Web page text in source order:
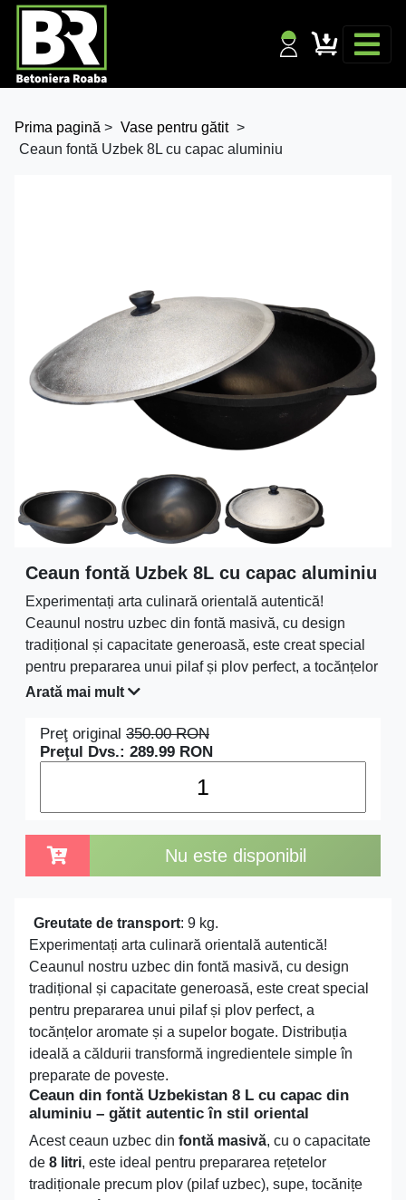
Prima pagină > Vase pentru gătit >
Ceaun fontă Uzbek 8L cu capac aluminiu
Ceaun fontă Uzbek 8L cu capac aluminiu
Experimentați arta culinară orientală autentică!
Ceaunul nostru uzbec din fontă masivă, cu design
tradițional și capacitate generoasă, este creat special
pentru prepararea unui pilaf și plov perfect, a tocănțelor
aromate și a supelor bogate. Distribuția ideală a
poveste.
Arată mai mult
Preţ original 350.00RON
Preţul Dvs.: 289.99 RON
Nu este disponibil
Greutate de transport: 9 kg.
Experimentați arta culinară orientală autentică!
Ceaunul nostru uzbec din fontă masivă, cu design
tradițional și capacitate generoasă, este creat special
pentru prepararea unui pilaf și plov perfect, a
tocănțelor aromate și a supelor bogate. Distribuția
ideală a căldurii transformă ingredientele simple în
preparate de poveste.
Ceaun din fontă Uzbekistan 8 L cu capac din
aluminiu – gătit autentic în stil oriental
Acest ceaun uzbec din fontă masivă, cu o capacitate
de 8 litri, este ideal pentru prepararea rețetelor
tradiționale precum plov (pilaf uzbec), supe, tocănițe